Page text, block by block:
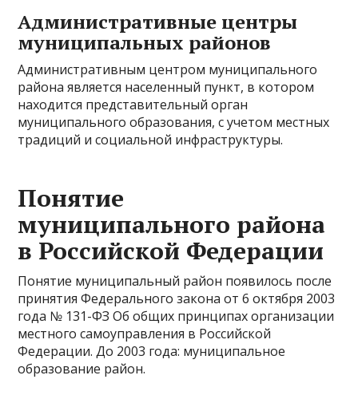
Административные центры
муниципальных районов
Административным центром муниципального
района является населенный пункт, в котором
находится представительный орган
муниципального образования, с учетом местных
традиций и социальной инфраструктуры.
Понятие
муниципального района
в Российской Федерации
Понятие муниципальный район появилось после
принятия Федерального закона от 6 октября 2003
года № 131-ФЗ Об общих принципах организации
местного самоуправления в Российской
Федерации. До 2003 года: муниципальное
образование район.